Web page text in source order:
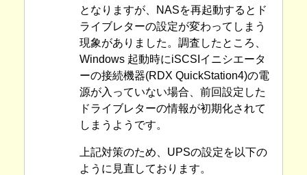
となりますが、NASを再起動するとド
ライブレターの設定が変わってしまう
現象がありました。調査したところ、
Windows 起動時にiSCSIイニシエータ
ーの接続機器(RDX QuickStation4)の電
源が入っていない場合、前回設定した
ドライブレターの情報が初期化されて
しまうようです。
上記対策のため、UPSの設定を以下の
ように見直しております。